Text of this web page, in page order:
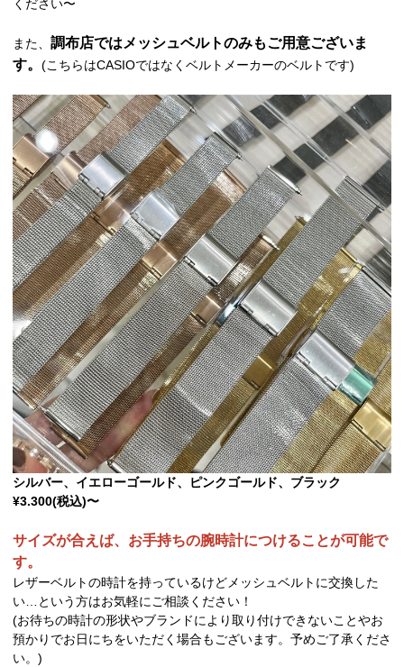
ください〜
また、 調布店ではメッシュベルトのみもご用意ございま
す。 (こちらはCASIOではなくベルトメーカーのベルトです)
シルバー、イエローゴールド、ピンクゴールド、ブラック
¥3.300(税込)〜
サイズが合えば、お手持ちの腕時計につけることが可能で
す。
レザーベルトの時計を持っているけどメッシュベルトに交換した
い…という方はお気軽にご相談ください！
(お待ちの時計の形状やブランドにより取り付けできないことやお
預かりでお日にちをいただく場合もございます。予めご了承くださ
い。)